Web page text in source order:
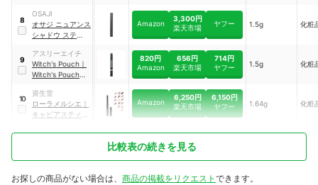
8
OSAJI
オサジ ニュアンス
シャドウ スティッ
Amazon
3,300円
楽天市場
ヤフー 1.5g 化粧
9
アスリーエイチ
Witch's Pouch ｜
Witch's Pouch
トスティックシャ
ドウ｜05
820円
Amazon
656円
楽天市場
714円
ヤフー
1.5g 化粧
10
資生堂
ローラメルシエ ｜
キャビアスティッ
Amazon
6,250円
楽天市場
6,150円
ヤフー
1.64g 化粧
比較表の続きを見る
お探しの商品がない場合は、 商品の掲載をリクエスト できます。